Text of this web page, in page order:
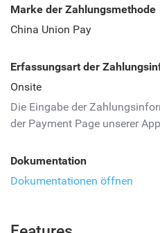
Marke der Zahlungsmethode
China Union Pay
Erfassungsart der
Onsite
Die Eingabe der
der Payment Page unserer
Dokumentation
Dokumentationen öffnen